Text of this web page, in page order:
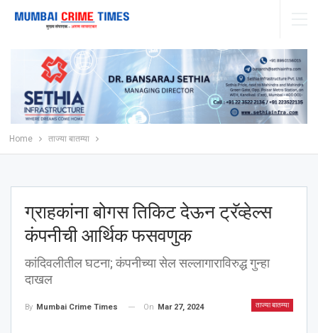
Home ताज्या बातम्या
ग्राहकांना बोगस तिकिट देऊन ट्रॅव्हेल्स
कंपनीची आर्थिक फसवणुक
कांदिवलीतील घटना; कंपनीच्या सेल सल्लागाराविरुद्ध गुन्हा
दाखल
ताज्या बातम्या
By Mumbai Crime Times On Mar 27, 2024